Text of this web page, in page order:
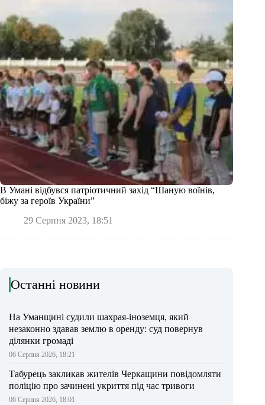
В Умані відбувся патріотичний захід “Шаную воїнів,
біжу за героїв України”
29 Серпня 2023, 18:51
Останні новини
На Уманщині судили шахрая-іноземця, який
незаконно здавав землю в оренду: суд повернув
ділянки громаді
06 Серпня 2026, 18:21
Табурець закликав жителів Черкащини повідомляти
поліцію про зачинені укриття під час тривоги
06 Серпня 2026, 18:01